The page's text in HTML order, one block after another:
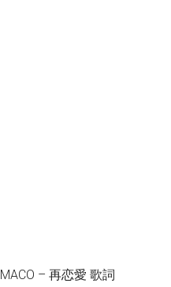
MACO – 再恋愛 歌詞